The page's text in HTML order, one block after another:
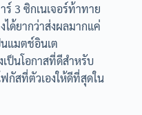
3 ซิกเนเจอร์ท้าทาย
ด้ยากว่าส่งผลมากแค่
แมตช์อินเต
เป็นโอกาสที่ดีสำหรับ
สที่ตัวเองให้ดีที่สุดใน